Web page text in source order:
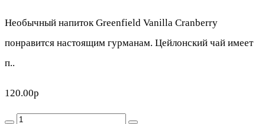
Необычный напиток Greenfield Vanilla Cranberry
понравится настоящим гурманам. Цейлонский чай имеет
п..
120.00р